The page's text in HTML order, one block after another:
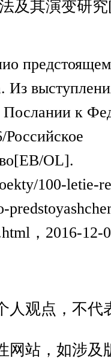
及其演变研究
предстоящем
. Из
к
Российское
[EB/OL].
100-letie-
， 2016-12-
人观点，不代
网站，如涉及